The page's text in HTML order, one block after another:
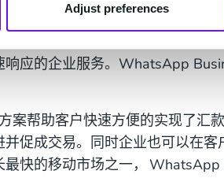
Adjust preferences
应的企业服务。WhatsApp
案帮助客户快速方便的实现了汇
促成交易。同时企业也可以在
快的移动市场之一，